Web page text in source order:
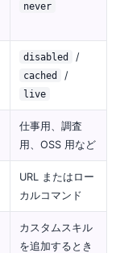
never
disabled /
cached /
live
仕事用、調査
用、OSS 用など
URL またはロー
カルコマンド
カスタムスキル
を追加するとき